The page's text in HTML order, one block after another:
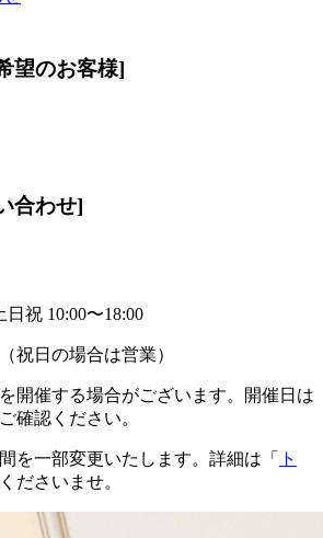
望のお客様]
合わせ]
日祝 10:00〜18:00
祝日の場合は営業）
開催する場合がございます。開催日は
確認ください。
を一部変更いたします。詳細は「
ト
ださいませ。